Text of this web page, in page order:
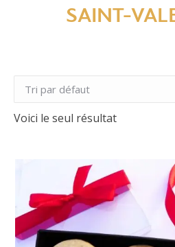
SAINT-Vous êtes
Voici le seul résultat